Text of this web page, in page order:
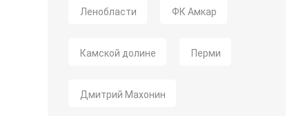
Ленобласти ФК Амкар
Камской долине Перми
Дмитрий Махонин